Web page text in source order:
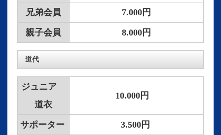
兄弟会員 7.000円
親子会員 8.000円
道代
ジュニア
道衣
10.000円
サポーター 3.500円